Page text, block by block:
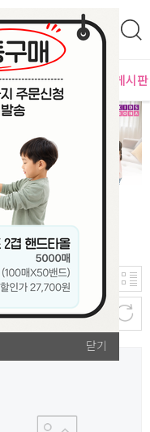
닫기
닫기
입점사별 이벤트 게시판
신규등록순